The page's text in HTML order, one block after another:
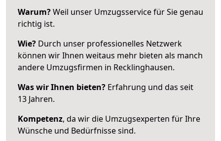
Warum?Weil unser Umzugsservice für Sie genau
richtig ist.
Wie? Durch unser professionelles Netzwerk
können wir Ihnen weitaus mehr bieten als manch
andere Umzugsfirmen in Recklinghausen.
Was wir Ihnen bieten? Erfahrung und das seit
13 Jahren.
Kompetenz, da wir die Umzugsexperten für Ihre
Wünsche und Bedürfnisse sind.